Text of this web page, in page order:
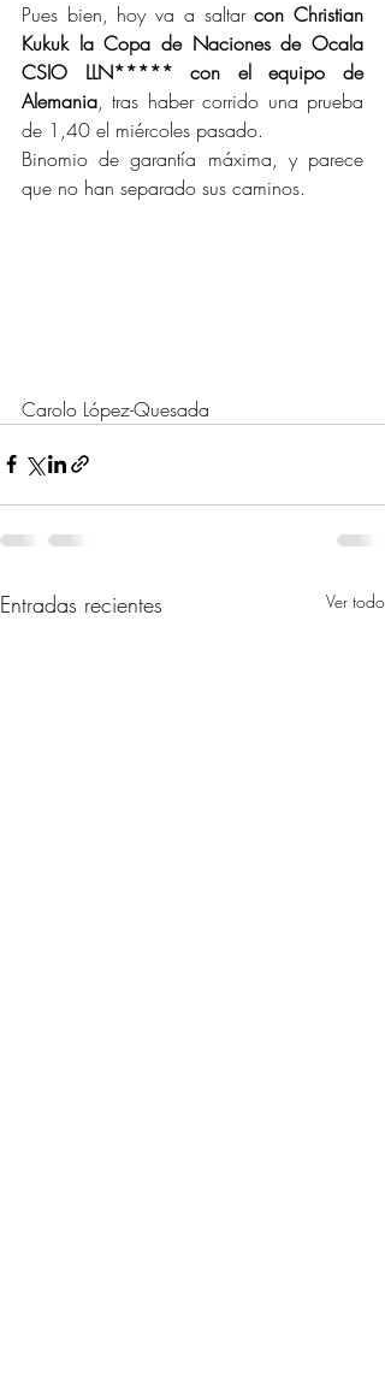
Pues bien, hoy va a saltar con Christian
Kukuk la Copa de Naciones de Ocala
CSIO LLN***** con el equipo de
Alemania, tras haber corrido una prueba
de 1,40 el miércoles pasado.
Binomio de garantía máxima, y parece
que no han separado sus caminos.
Carolo López-Quesada
Entradas recientes Ver todo